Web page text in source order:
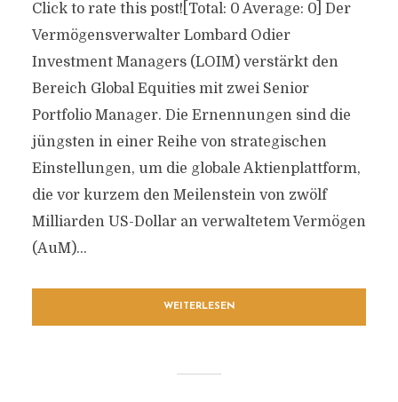
Click to rate this post![Total: 0 Average: 0] Der
Vermögensverwalter Lombard Odier
Investment Managers (LOIM) verstärkt den
Bereich Global Equities mit zwei Senior
Portfolio Manager. Die Ernennungen sind die
jüngsten in einer Reihe von strategischen
Einstellungen, um die globale Aktienplattform,
die vor kurzem den Meilenstein von zwölf
Milliarden US-Dollar an verwaltetem Vermögen
(AuM)...
WEITERLESEN